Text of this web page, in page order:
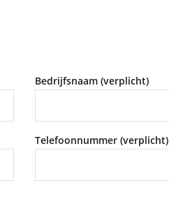
Bedrijfsnaam (verplicht)
Telefoonnummer (verplicht)